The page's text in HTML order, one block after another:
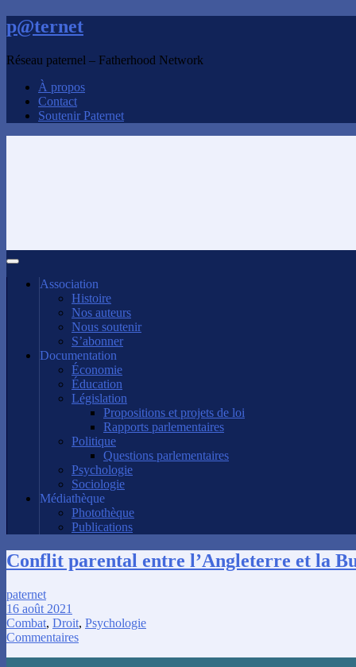
p@ternet
Réseau paternel – Fatherhood Network
À propos
Contact
Soutenir Paternet
Association
Histoire
Nos auteurs
Nous soutenir
S’abonner
Documentation
Économie
Éducation
Législation
Propositions et projets de loi
Rapports parlementaires
Politique
Questions parlementaires
Psychologie
Sociologie
Médiathèque
Photothèque
Publications
Conflit parental entre l’Angleterre et la
paternet
16 août 2021
Combat, Droit, Psychologie
Commentaires